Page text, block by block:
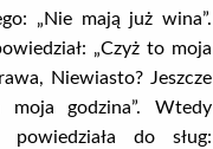
„Nie mają już wina”.
„Czyż to moja
Niewiasto? Jeszcze
moja godzina”. Wtedy
powiedziała do sług: